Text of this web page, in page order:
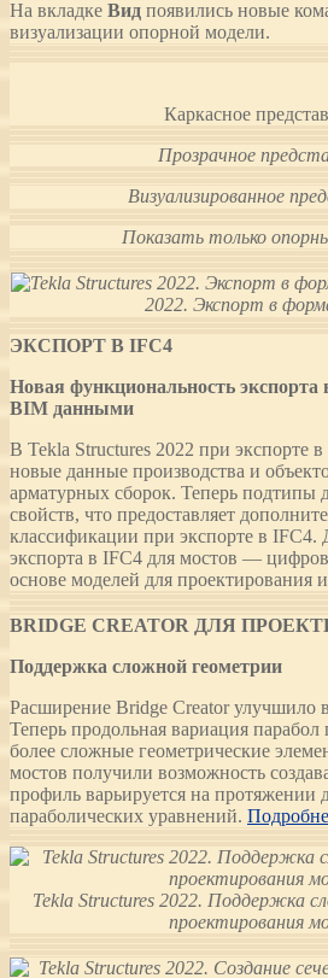
На вкладке Вид появились новые
визуализации опорной модели.
Каркасное
Прозрачное
Визуализированное
Показать только
2022. Экспорт в
ЭКСПОРТ В IFC4
Новая функциональность экспорта
BIM данными
В Tekla Structures 2022 при экспорте
новые данные производства и
арматурных сборок. Теперь подтипы
свойств, что предоставляет
классификации при экспорте в IFC4.
экспорта в IFC4 для мостов —
основе моделей для проектирования
BRIDGE CREATOR ДЛЯ
Поддержка сложной геометрии
Расширение Bridge Creator улучшило
Теперь продольная вариация парабол
более сложные геометрические
мостов получили возможность
профиль варьируется на протяжении
параболических уравнений.
Tekla Structures 2022. Поддержка
проектирования